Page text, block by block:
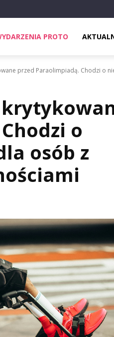
PROTO
przed Paraolimpiadą. Chodzi o
o
osób z